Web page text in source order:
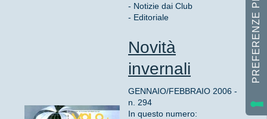
- Notizie dai Club
- Editoriale
Novità
invernali
GENNAIO/FEBBRAIO 2006 -
n. 294
In questo numero: